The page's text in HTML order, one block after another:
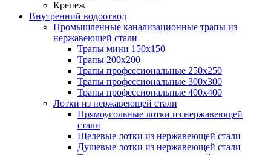
Крепеж
Внутренний водоотвод
Промышленные канализационные трапы из
нержавеющей стали
Трапы мини 150х150
Трапы 200х200
Трапы профессиональные 250х250
Трапы профессиональные 300х300
Трапы профессиональные 400х400
Лотки из нержавеющей стали
Прямоугольные лотки из нержавеющей
стали
Щелевые лотки из нержавеющей стали
Душевые лотки из нержавеющей стали